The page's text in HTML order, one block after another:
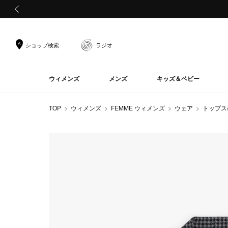
ショップ検索 ラジオ
ウィメンズ メンズ キッズ＆ベビー
TOP ウィメンズ FEMME ウィメンズ ウェア トップ